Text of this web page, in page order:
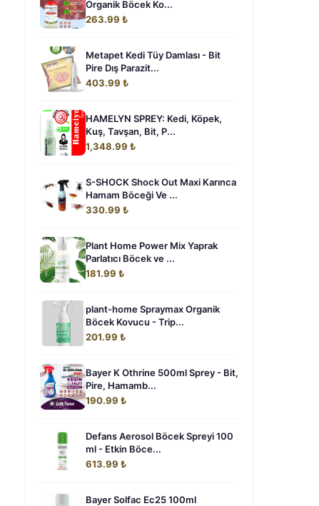
Organik Böcek Ko...
263.99 ₺
Metapet Kedi Tüy Damlası - Bit
Pire Dış Parazit...
403.99 ₺
HAMELYN SPREY: Kedi, Köpek,
Kuş, Tavşan, Bit, P...
1,348.99 ₺
S-SHOCK Shock Out Maxi Karınca
Hamam Böceği Ve ...
330.99 ₺
Plant Home Power Mix Yaprak
Parlatıcı Böcek ve ...
181.99 ₺
plant-home Spraymax Organik
Böcek Kovucu - Trip...
201.99 ₺
Bayer K Othrine 500ml Sprey - Bit,
Pire, Hamamb...
190.99 ₺
Defans Aerosol Böcek Spreyi 100
ml - Etkin Böce...
613.99 ₺
Bayer Solfac Ec25 100ml